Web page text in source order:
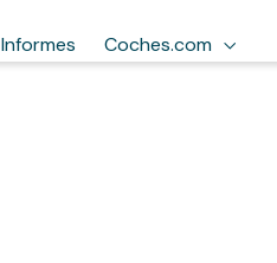
Informes Coches.com